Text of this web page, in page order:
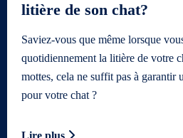
litière de son chat?
Saviez-vous que même lorsque
quotidiennement la litière de votre
mottes, cela ne suffit pas à garantir
pour votre chat ?